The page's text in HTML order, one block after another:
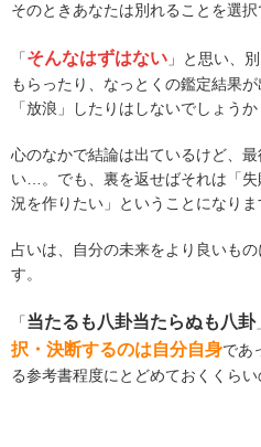
そのときあなたは別れることを選択
「そんなはずはない 」と思い、
もらったり、なっとくの鑑定結果
「放浪」したりはしないでしょうか
心のなかで結論は出ているけど、
い…。でも、裏を返せばそれは「
況を作りたい」ということになりま
占いは、自分の未来をより良いも
す。
「当たるも八卦当たらぬも八卦
択・決断するのは自分自身であ
る参考書程度にとどめておくくらい